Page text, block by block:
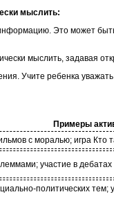
мыслить:
Это может
мыслить, задавая
Учите ребенка
Примеры
с моралью; игра Кто
участие в
политических